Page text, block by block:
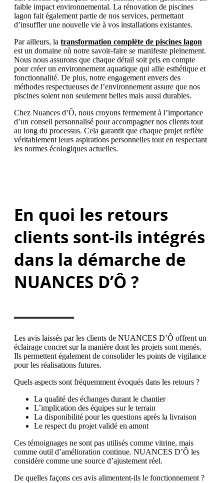
faible impact environnemental. La rénovation de piscines
lagon fait également partie de nos services, permettant
d’insuffler une nouvelle vie à vos installations existantes.
Par ailleurs, la transformation complète de piscines lagon
est un domaine où notre savoir-faire se manifeste pleinement.
Nous nous assurons que chaque détail soit pris en compte
pour créer un environnement aquatique qui allie esthétique et
fonctionnalité. De plus, notre engagement envers des
méthodes respectueuses de l’environnement assure que nos
piscines soient non seulement belles mais aussi durables.
Chez Nuances d’Ô, nous croyons fermement à l’importance
d’un conseil personnalisé pour accompagner nos clients tout
au long du processus. Cela garantit que chaque projet reflète
véritablement leurs aspirations personnelles tout en respectant
les normes écologiques actuelles.
En quoi les retours
clients sont-ils intégrés
dans la démarche de
NUANCES D’Ô ?
Les avis laissés par les clients de NUANCES D’Ô offrent un
éclairage concret sur la manière dont les projets sont menés.
Ils permettent également de consolider les points de vigilance
pour les réalisations futures.
Quels aspects sont fréquemment évoqués dans les retours ?
La qualité des échanges durant le chantier
L’implication des équipes sur le terrain
La disponibilité pour les questions après la livraison
Le respect du projet validé en amont
Ces témoignages ne sont pas utilisés comme vitrine, mais
comme outil d’amélioration continue. NUANCES D’Ô les
considère comme une source d’ajustement réel.
De quelles façons ces avis alimentent-ils le fonctionnement ?